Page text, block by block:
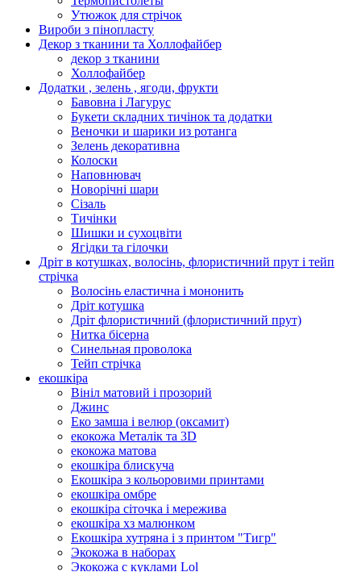
Утюжок для стрічок
Вироби з пінопласту
Декор з тканини та Холлофайбер
декор з тканини
Холлофайбер
Додатки , зелень , ягоди, фрукти
Бавовна і Лагурус
Букети складних тичінок та додатки
Веночки и шарики из ротанга
Зелень декоративна
Колоски
Наповнювач
Новорічні шари
Сізаль
Тичінки
Шишки и сухоцвіти
Ягідки та гілочки
Дріт в котушках, волосінь, флористичний прут і тейп
стрічка
Волосінь еластична і мононить
Дріт котушка
Дріт флористичний (флористичний прут)
Нитка бісерна
Синельная проволока
Тейп стрічка
екошкіра
Вініл матовий і прозорий
Джинс
Еко замша і велюр (оксамит)
екокожа Металік та 3D
екокожа матова
екошкіра блискуча
Екошкіра з кольоровими принтами
екошкіра омбре
екошкіра сіточка і мережива
екошкіра хз малюнком
Екошкіра хутряна і з принтом "Тигр"
Экокожа в наборах
Экокожа с куклами Lol